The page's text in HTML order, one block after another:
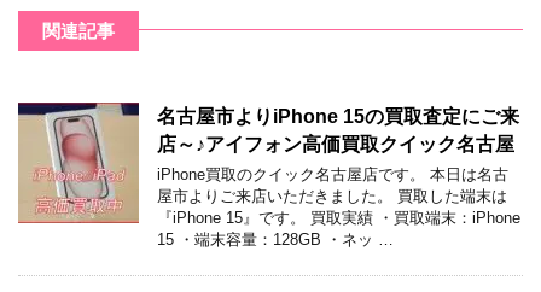
関連記事
名古屋市よりiPhone 15の買取査定にご来
店～♪アイフォン高価買取クイック名古屋
iPhone買取のクイック名古屋店です。 本日は名古
屋市よりご来店いただきました。 買取した端末は
『iPhone 15』です。 買取実績 ・買取端末：iPhone
15 ・端末容量：128GB ・ネッ …